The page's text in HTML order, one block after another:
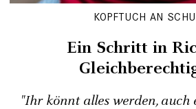
KOPFTUCH AN
Ein Schritt in
"Ihr könnt alles werden, auch